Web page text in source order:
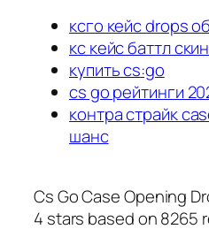
ксго кейс drops
кс кейс баттл
купить cs:go
cs go рейтинги
контра страйк
шанс
Cs Go Case Opening
4 stars based on8265